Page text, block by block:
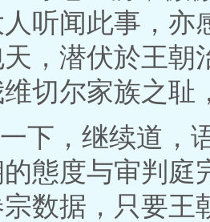
听闻此事，亦
，潜伏於王朝
切尔家族之耻
下，继续道，
態度与审判庭
数据，只要